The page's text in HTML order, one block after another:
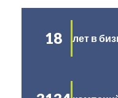
18 лет в